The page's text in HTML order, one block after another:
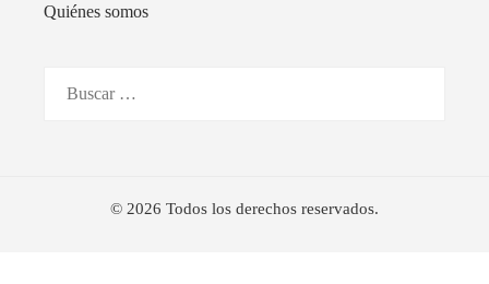
Quiénes somos
© 2026 Todos los derechos reservados.